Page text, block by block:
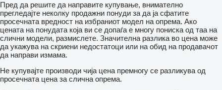
Пред да решите да направите купување, внимателно
прегледајте неколку продажни понуди за да ја сфатите
просечната вредност на избраниот модел на опрема. Ако
цената на понудата која ви се допаѓа е многу пониска од таа на
слични модели, размислете. Значителна разлика во цена може
да укажува на скриени недостатоци или на обид на продавачот
да направи измама.
Не купувајте производи чија цена премногу се разликува од
просечната цена за слична опрема.